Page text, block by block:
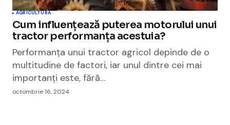
AGRICULTURA
Cum influențează puterea motorului unui
tractor performanța acestuia?
Performanța unui tractor agricol depinde de o
multitudine de factori, iar unul dintre cei mai
importanți este, fără…
octombrie 16, 2024